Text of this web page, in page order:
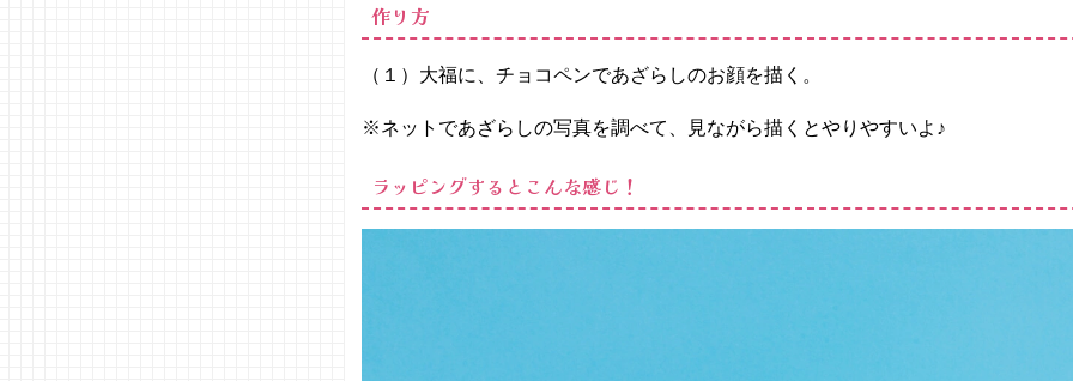
作り方
（１）大福に、チョコペンであざらしのお顔を描く。
※ネットであざらしの写真を調べて、見ながら描くとやりやすいよ♪
ラッピングするとこんな感じ！